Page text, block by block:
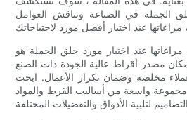
في الصناعة ونناقش العوامل
عند اختيار مورد حلق الجملة هو
مصدر أقراط عالية الجودة ذات الصنع
مخلصة وضمان تكرار الأعمال. ابحث
واسعة من أساليب القرط والمواد